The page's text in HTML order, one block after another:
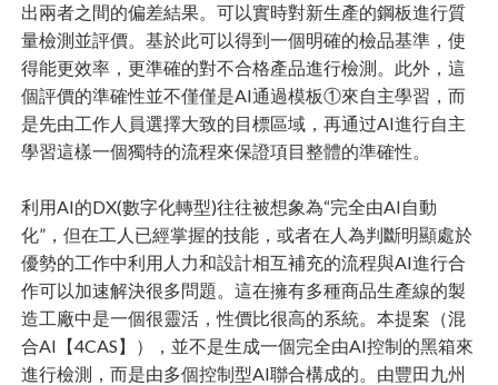
出兩者之間的偏差結果。可以實時對新生產的鋼板進行質
量檢測並評價。基於此可以得到一個明確的檢品基準，使
得能更效率，更準確的對不合格產品進行檢測。此外，這
個評價的準確性並不僅僅是AI通過模板①來自主學習，而
是先由工作人員選擇大致的目標區域，再通过AI進行自主
學習這樣一個獨特的流程來保證項目整體的準確性。
利用AI的DX(數字化轉型)往往被想象為“完全由AI自動
化”，但在工人已經掌握的技能，或者在人為判斷明顯處於
優勢的工作中利用人力和設計相互補充的流程與AI進行合
作可以加速解決很多問題。這在擁有多種商品生產線的製
造工廠中是一個很靈活，性價比很高的系統。本提案（混
合AI【4CAS】），並不是生成一個完全由AI控制的黑箱來
進行檢測，而是由多個控制型AI聯合構成的。由豐田九州